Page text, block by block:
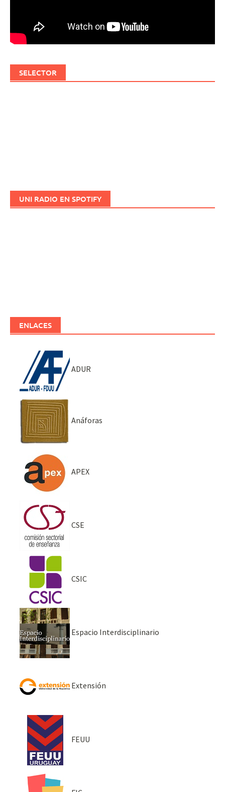
SELECTOR
UNI RADIO EN SPOTIFY
ENLACES
ADUR
Anáforas
APEX
CSE
CSIC
Espacio Interdisciplinario
Extensión
FEUU